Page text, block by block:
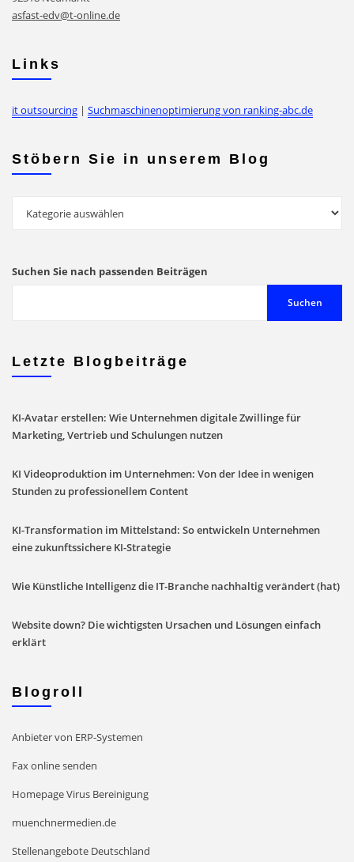
asfast-edv@t-online.de
Links
it outsourcing | Suchmaschinenoptimierung von ranking-abc.de
Stöbern Sie in unserem Blog
Blog
Suchen Sie nach passenden Beiträgen
Suchen
Letzte Blogbeiträge
KI-Avatar erstellen: Wie Unternehmen digitale Zwillinge für
Marketing, Vertrieb und Schulungen nutzen
KI Videoproduktion im Unternehmen: Von der Idee in wenigen
Stunden zu professionellem Content
KI-Transformation im Mittelstand: So entwickeln Unternehmen
eine zukunftssichere KI-Strategie
Wie Künstliche Intelligenz die IT-Branche nachhaltig verändert (hat)
Website down? Die wichtigsten Ursachen und Lösungen einfach
erklärt
Blogroll
Anbieter von ERP-Systemen
Fax online senden
Homepage Virus Bereinigung
muenchnermedien.de
Stellenangebote Deutschland